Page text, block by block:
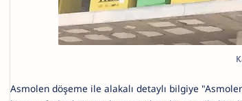
Asmolen döşeme ile alakalı detaylı bilgiye